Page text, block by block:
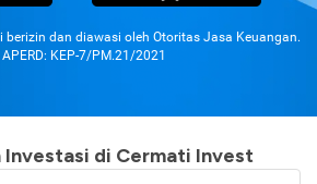
berizin dan diawasi oleh Otoritas Jasa Keuangan.
APERD: KEP-7/PM.21/2021
Investasi di Cermati Invest